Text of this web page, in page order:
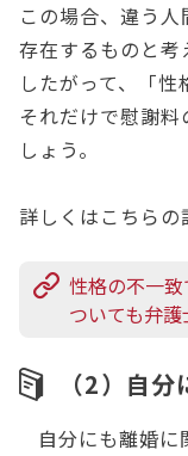
この場合、違う
存在するものと考
したがって、「性
それだけで慰謝
しょう。
詳しくはこちらの
性格の不一
ついても弁
（2）自
自分にも離婚に